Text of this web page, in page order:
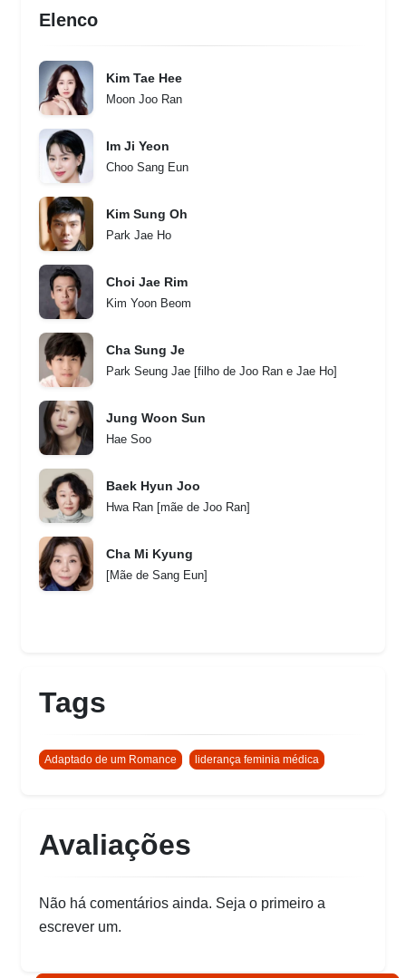
Elenco
Kim Tae Hee
Moon Joo Ran
Im Ji Yeon
Choo Sang Eun
Kim Sung Oh
Park Jae Ho
Choi Jae Rim
Kim Yoon Beom
Cha Sung Je
Park Seung Jae [filho de Joo Ran e Jae Ho]
Jung Woon Sun
Hae Soo
Baek Hyun Joo
Hwa Ran [mãe de Joo Ran]
Cha Mi Kyung
[Mãe de Sang Eun]
Tags
Adaptado de um Romance liderança feminia médica
Avaliações
Não há comentários ainda. Seja o primeiro a
escrever um.